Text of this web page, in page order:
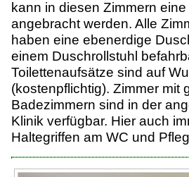
kann in diesen Zimmern
angebracht werden. Alle
haben eine ebenerdige
einem Duschrollstuhl
Toilettenaufsätze sind auf
(kostenpflichtig). Zimmer mit
Badezimmern sind in der
Klinik verfügbar. Hier auch
Haltegriffen am WC und